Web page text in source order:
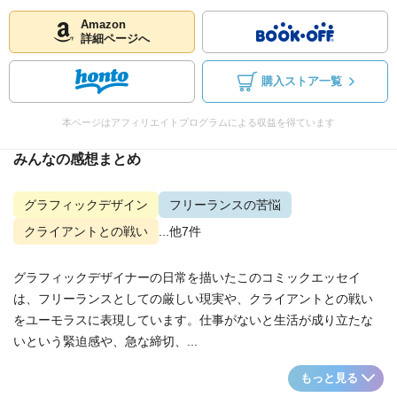
Amazon
詳細ページへ
購入ストア一覧
本ページはアフィリエイトプログラムによる収益を得ています
みんなの感想まとめ
グラフィックデザイン
フリーランスの苦悩
クライアントとの戦い
...他7件
グラフィックデザイナーの日常を描いたこのコミックエッセイ
は、フリーランスとしての厳しい現実や、クライアントとの戦い
をユーモラスに表現しています。仕事がないと生活が成り立たな
いという緊迫感や、急な締切、...
もっと見る